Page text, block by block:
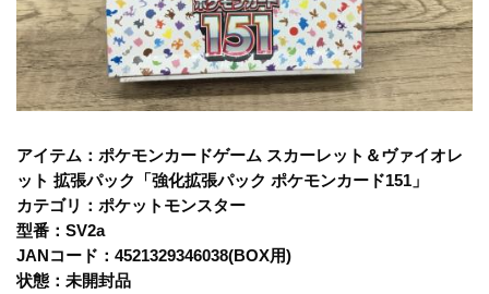
アイテム：ポケモンカードゲーム スカーレット＆ヴァイオレ
ット 拡張パック「強化拡張パック ポケモンカード151」
カテゴリ：ポケットモンスター
型番：SV2a
JANコード：4521329346038(BOX用)
状態：未開封品